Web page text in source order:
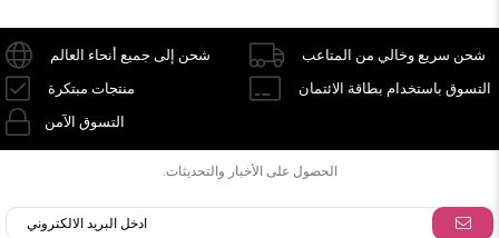
شحن إلى جميع أنحاء العالم
شحن سريع وخالي من المتاعب
منتجات مبتكرة
التسوق باستخدام بطاقة الائتمان
التسوق الآمن
الحصول على الأخبار والتحديثات.